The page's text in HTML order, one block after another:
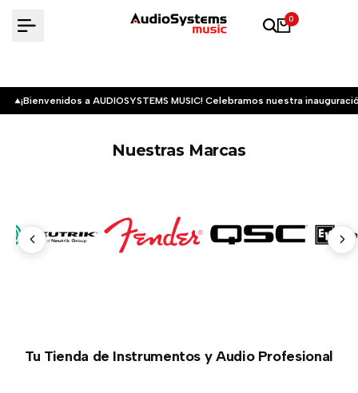
0
¡Bienvenidos a AUDIOSYSTEMS MUSIC! Celebramos nuestra
Nuestras Marcas
Tu Tienda de Instrumentos y Audio Profesional